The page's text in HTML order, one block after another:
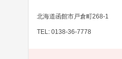
北海道函館市戸倉町268-1
TEL: 0138-36-7778